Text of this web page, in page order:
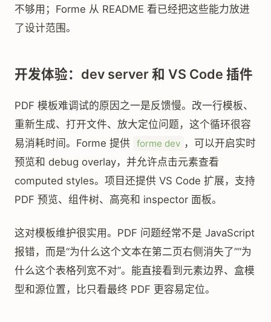
不够用；Forme 从 README 看已经把这些能力放进
了设计范围。
开发体验：dev server 和 VS Code 插件
PDF 模板难调试的原因之一是反馈慢。改一行模板、
重新生成、打开文件、放大定位问题，这个循环很容
易消耗时间。Forme 提供
forme dev ，可以开启实时
预览和 debug overlay，并允许点击元素查看
computed styles。项目还提供 VS Code 扩展，支持
PDF 预览、组件树、高亮和 inspector 面板。
这对模板维护很实用。PDF 问题经常不是 JavaScript
报错，而是“为什么这个文本在第二页右侧消失了”“为
什么这个表格列宽不对”。能直接看到元素边界、盒模
型和源位置，比只看最终 PDF 更容易定位。